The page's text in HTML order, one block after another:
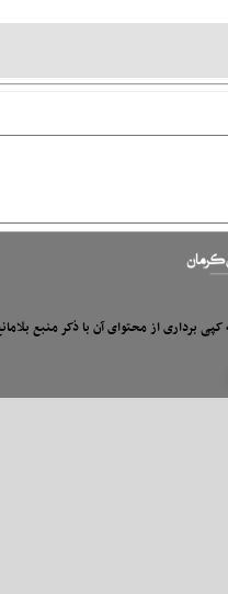
برداری از محتوای آن با ذکر منبع